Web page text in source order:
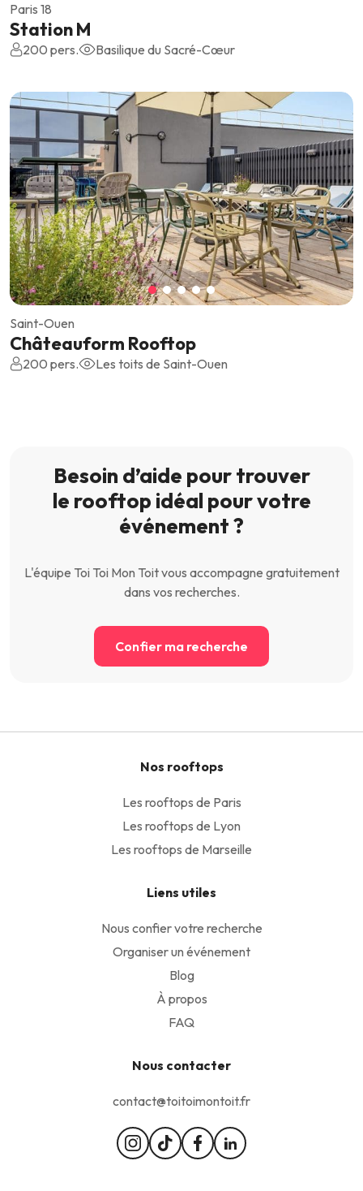
Paris 18
Station M
200 pers. Basilique du Sacré-Cœur
Saint-Ouen
Châteauform Rooftop
200 pers. Les toits de Saint-Ouen
Besoin d’aide pour trouver
le rooftop idéal pour votre
événement ?
L'équipe Toi Toi Mon Toit vous accompagne gratuitement
dans vos recherches.
Confier ma recherche
Nos rooftops
Les rooftops de Paris
Les rooftops de Lyon
Les rooftops de Marseille
Liens utiles
Nous confier votre recherche
Organiser un événement
Blog
À propos
FAQ
Nous contacter
contact@toitoimontoit.fr